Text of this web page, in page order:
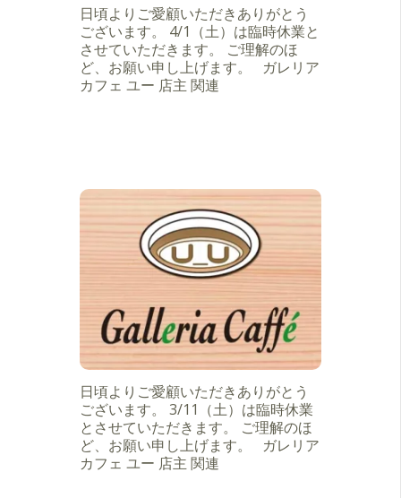
日頃よりご愛顧いただきありがとう
ございます。 4/1（土）は臨時休業と
させていただきます。 ご理解のほ
ど、お願い申し上げます。 ガレリア
カフェ ユー 店主 関連
日頃よりご愛顧いただきありがとう
ございます。 3/11（土）は臨時休業
とさせていただきます。 ご理解のほ
ど、お願い申し上げます。 ガレリア
カフェ ユー 店主 関連